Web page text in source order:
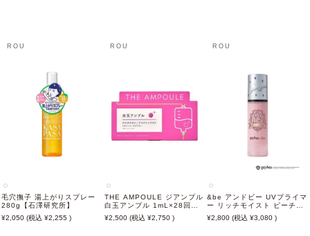
ROU
毛穴撫子 湯上がりスプレー
280g【石澤研究所】
2,050
2,255
ROU
THE AMPOULE ジアンプル
白玉アンプル 1mL×28回分
【石澤研究所】
2,500 2,750
ROU
&be アンドビー UVプライマ
ー リッチモイスト ピーチグ
ロウ ハリー・ポッターコラ
ボ 36g【2026年7月新発
2,800 3,080